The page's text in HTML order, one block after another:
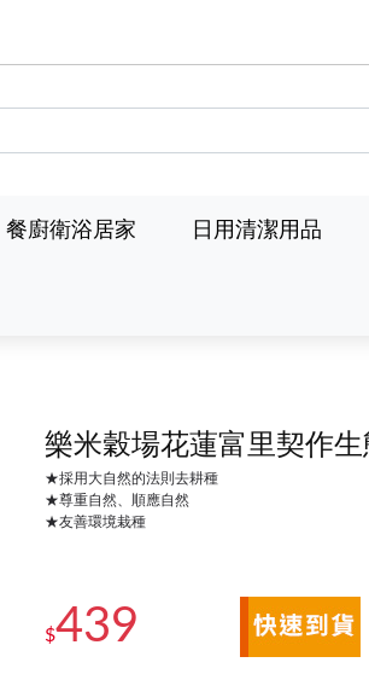
餐廚衛浴居家 日用清潔用品
樂米穀場花蓮富里契作生
★採用大自然的法則去耕種
★尊重自然、順應自然
★友善環境栽種
$439